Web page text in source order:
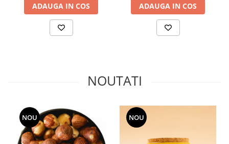
ADAUGA IN COS ADAUGA IN COS
NOUTATI
NOU NOU